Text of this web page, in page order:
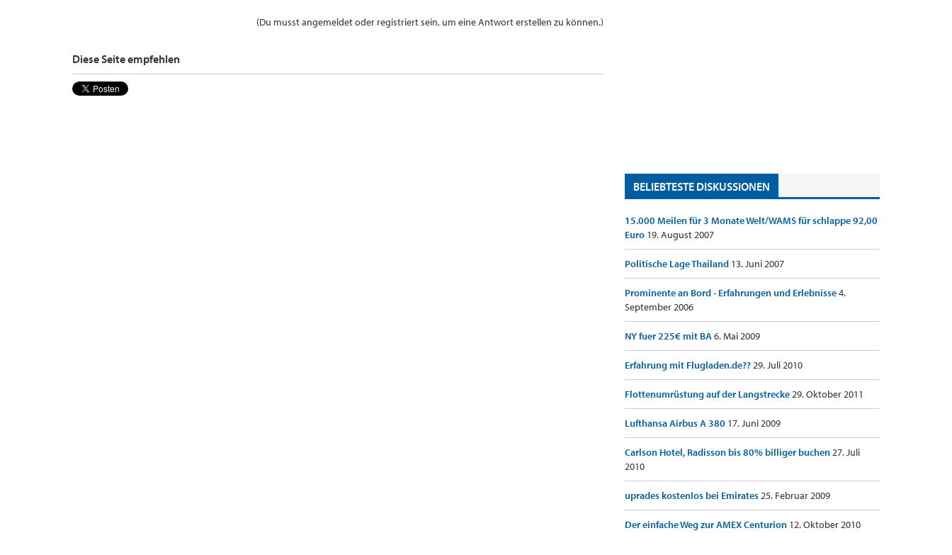
(Du musst angemeldet oder registriert sein, um eine Antwort erstellen zu können.)
Diese Seite empfehlen
BELIEBTESTE DISKUSSIONEN
15.000 Meilen für 3 Monate Welt/WAMS für schlappe 92,00
Euro 19. August 2007
Politische Lage Thailand 13. Juni 2007
Prominente an Bord - Erfahrungen und Erlebnisse4.
September 2006
NY fuer 225€ mit BA6. Mai 2009
Erfahrung mit Flugladen.de??29. Juli 2010
Flottenumrüstung auf der Langstrecke29. Oktober 2011
Lufthansa Airbus A 380 17. Juni 2009
Carlson Hotel, Radisson bis 80% billiger buchen27. Juli
2010
uprades kostenlos bei Emirates25. Februar 2009
Der einfache Weg zur AMEX Centurion 12. Oktober 2010